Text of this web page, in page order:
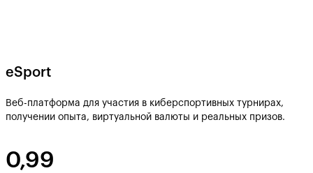
eSport
Веб-платформа для участия в киберспортивных турнирах,
получении опыта, виртуальной валюты и реальных призов.
0,99